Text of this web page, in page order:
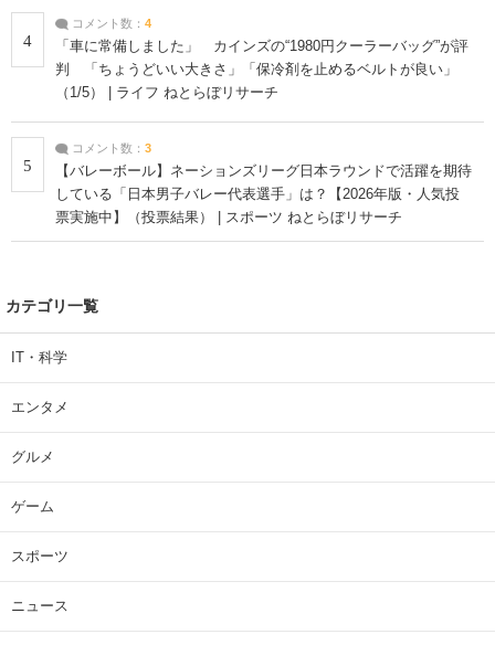
4
コメント数： 4
「車に常備しました」 カインズの“1980円クーラーバッグ”が評
判 「ちょうどいい大きさ」「保冷剤を止めるベルトが良い」
（1/5） | ライフ ねとらぼリサーチ
5
コメント数： 3
【バレーボール】ネーションズリーグ日本ラウンドで活躍を期待
している「日本男子バレー代表選手」は？【2026年版・人気投
票実施中】（投票結果） | スポーツ ねとらぼリサーチ
カテゴリ一覧
IT・科学
エンタメ
グルメ
ゲーム
スポーツ
ニュース